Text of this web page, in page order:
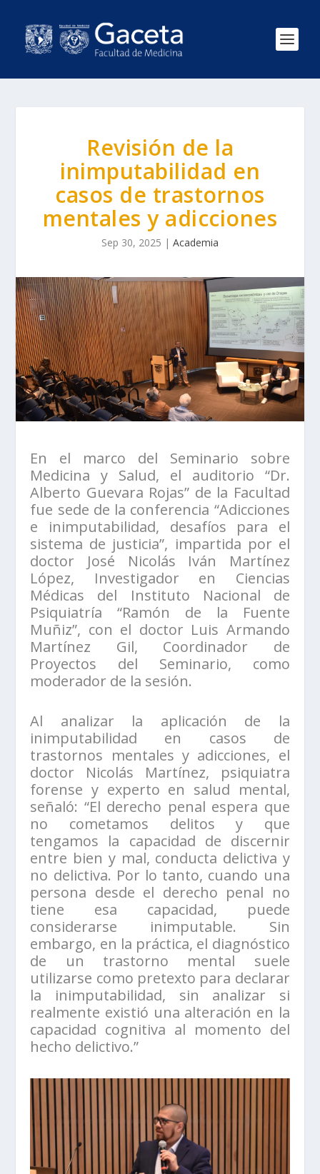
Revisión de la
inimputabilidad en
casos de trastornos
mentales y adicciones
Sep 30, 2025 | Academia
En el marco del Seminario sobre
Medicina y Salud, el auditorio “Dr.
Alberto Guevara Rojas” de la Facultad
fue sede de la conferencia “Adicciones
e inimputabilidad, desafíos para el
sistema de justicia”, impartida por el
doctor José Nicolás Iván Martínez
López, Investigador en Ciencias
Médicas del Instituto Nacional de
Psiquiatría “Ramón de la Fuente
Muñiz”, con el doctor Luis Armando
Martínez Gil, Coordinador de
Proyectos del Seminario, como
moderador de la sesión.
Al analizar la aplicación de la
inimputabilidad en casos de
trastornos mentales y adicciones, el
doctor Nicolás Martínez, psiquiatra
forense y experto en salud mental,
señaló: “El derecho penal espera que
no cometamos delitos y que
tengamos la capacidad de discernir
entre bien y mal, conducta delictiva y
no delictiva. Por lo tanto, cuando una
persona desde el derecho penal no
tiene esa capacidad, puede
considerarse inimputable. Sin
embargo, en la práctica, el diagnóstico
de un trastorno mental suele
utilizarse como pretexto para declarar
la inimputabilidad, sin analizar si
realmente existió una alteración en la
capacidad cognitiva al momento del
hecho delictivo.”